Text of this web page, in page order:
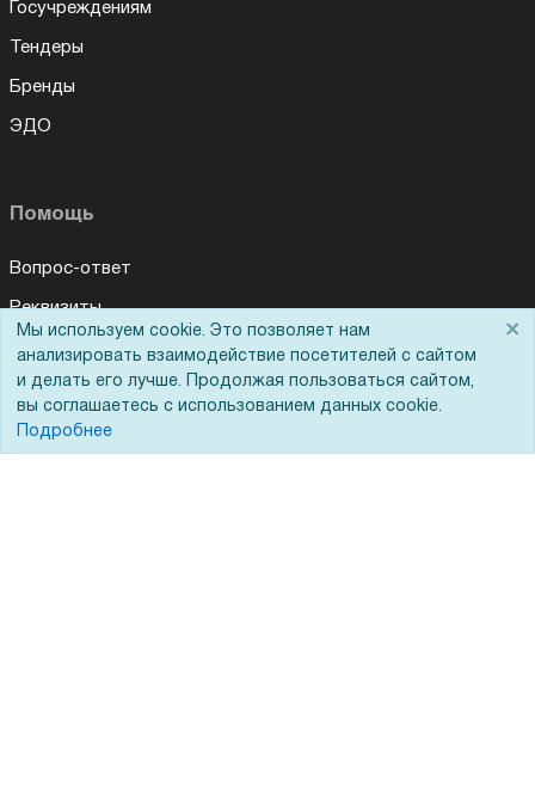
Госучреждениям
Тендеры
Бренды
ЭДО
Помощь
Вопрос-ответ
Реквизиты
Сервисный центр
Вакансии
Мы используем cookie. Это позволяет нам
анализировать взаимодействие посетителей с сайтом
и делать его лучше. Продолжая пользоваться сайтом,
вы соглашаетесь с использованием данных cookie.
Подробнее
×